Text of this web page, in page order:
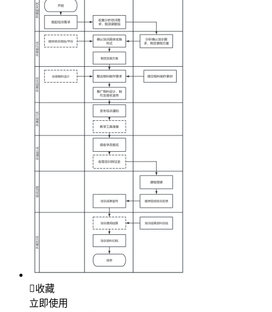
收藏
立即使用